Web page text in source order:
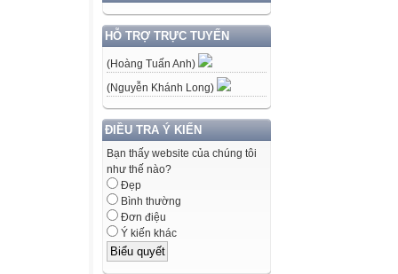
HỖ TRỢ TRỰC TUYẾN
(Hoàng Tuấn Anh)
(Nguyễn Khánh Long)
ĐIỀU TRA Ý KIẾN
Bạn thấy website của chúng tôi
như thế nào?
Đẹp
Bình thường
Đơn điệu
Ý kiến khác